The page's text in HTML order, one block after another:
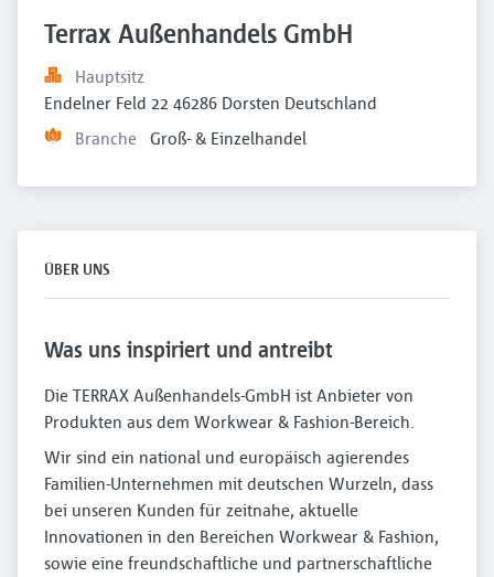
Terrax Außenhandels GmbH
Hauptsitz
Endelner Feld 22 46286 Dorsten Deutschland
Branche Groß- & Einzelhandel
ÜBER UNS
Was uns inspiriert und antreibt
Die TERRAX Außenhandels-GmbH ist Anbieter von
Produkten aus dem Workwear & Fashion-Bereich.
Wir sind ein national und europäisch agierendes
Familien-Unternehmen mit deutschen Wurzeln, dass
bei unseren Kunden für zeitnahe, aktuelle
Innovationen in den Bereichen Workwear & Fashion,
sowie eine freundschaftliche und partnerschaftliche